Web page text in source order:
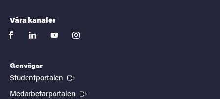
Våra kanaler
facebooklinkedinyoutubeinstagram
Genvägar
Studentportalen (Extern länk)
Medarbetarportalen (Extern länk)